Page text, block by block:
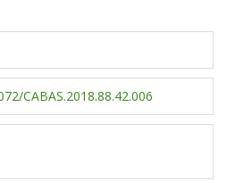
CABAS.2018.88.42.006